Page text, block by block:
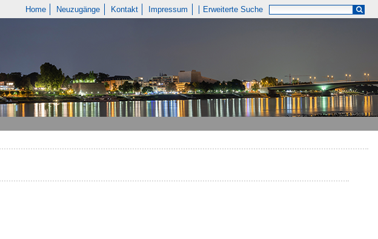
Home Neuzugänge Kontakt Impressum Erweiterte Suche